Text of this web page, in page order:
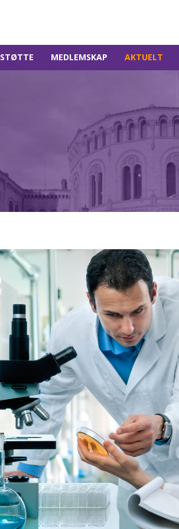
STØTTE MEDLEMSKAP AKTUELT